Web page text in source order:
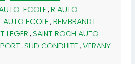
ECOLE,R AUTO
AUTO ECOLE,REMBRANDT
LEGER,SAINT ROCH AUTO-
,SUD CONDUITE,VERANY